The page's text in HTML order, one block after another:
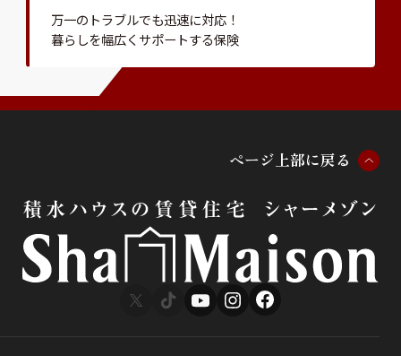
万一のトラブルでも迅速に対応！
暮らしを幅広くサポートする保険
ページ 上部に戻る